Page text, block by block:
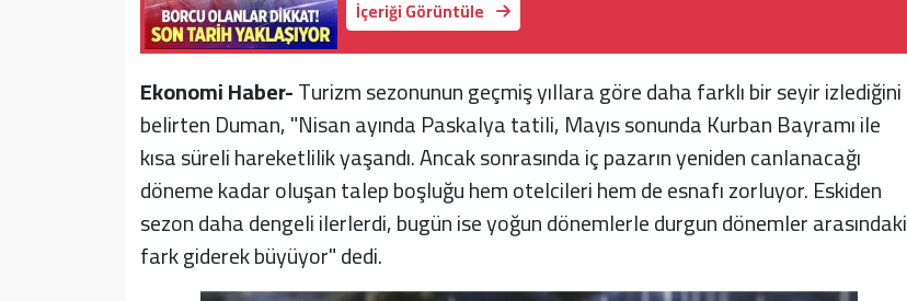
İçeriği Görüntüle
Ekonomi Haber-Turizm sezonunun geçmiş yıllara göre daha farklı bir seyir izlediğini
belirten Duman, "Nisan ayında Paskalya tatili, Mayıs sonunda Kurban Bayramı ile
kısa süreli hareketlilik yaşandı. Ancak sonrasında iç pazarın yeniden canlanacağı
döneme kadar oluşan talep boşluğu hem otelcileri hem de esnafı zorluyor. Eskiden
sezon daha dengeli ilerlerdi, bugün ise yoğun dönemlerle durgun dönemler arasındaki
fark giderek büyüyor" dedi.